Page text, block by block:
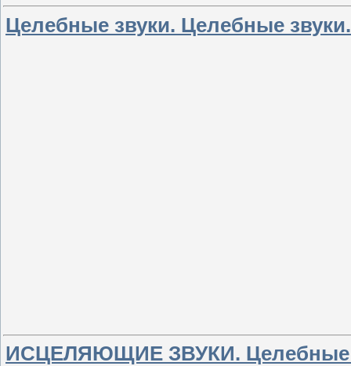
Целебные звуки. Целебные
ИСЦЕЛЯЮЩИЕ ЗВУКИ. Целебные